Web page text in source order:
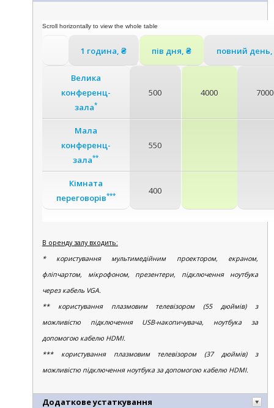
1 година, ₴ пів дня, ₴ повний
Велика
конференц-
зала*
500 4000 7000
Мала
конференц-
зала**
550
Кімната
переговорів*** 400
В оренду залу входить:
* користування мультимедійним проектором, екраном,
фліпчартом, мікрофоном, презентери, підключення ноутбука
через кабель VGA.
** користування плазмовим телевізором (55 дюймів) з
можливістю підключення USB-накопичувача, ноутбука за
допомогою кабелю HDMI.
*** користування плазмовим телевізором (37 дюймів) з
можливістю підключення ноутбука за допомогою кабелю HDMI.
Додаткове устаткування